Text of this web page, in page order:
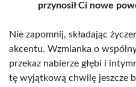
przynosił Ci nowe
Nie zapomnij, składając
akcentu. Wzmianka o
przekaz nabierze głębi i
tę wyjątkową chwilę jeszcze